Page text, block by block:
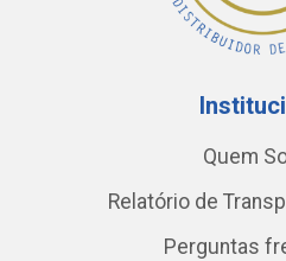
Quem
Relatório de
Perguntas